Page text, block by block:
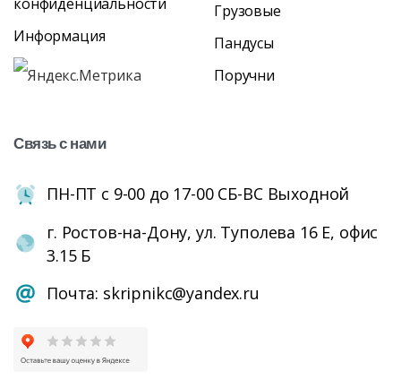
Информация
Грузовые
Пандусы
Поручни
Связьснами
ПН-ПТ с 9-00 до 17-00 СБ-ВС Выходной
г. Ростов-на-Дону, ул. Туполева 16 Е, офис
3.15 Б
Почта: skripnikc@yandex.ru